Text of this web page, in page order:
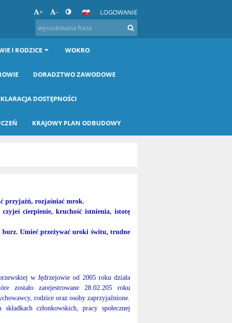
+ - LOGOWANIE
I RODZICE WOKRO
DORADZTWO ZAWODOWE
DOSTĘPNOŚCI
KRAJOWY PLAN ODBUDOWY
przyjaźń, rozjaśniać mrok.
cierpienie, kruchość istnienia, istotę
burz. Umieć przeżywać uroki świtu, trudne
w Jędrzejowie od 2005 roku działa
zostało zarejestrowane 28.02.205 roku
rodzice oraz osoby zaprzyjaźnione.
członkowskich, pracy społecznej